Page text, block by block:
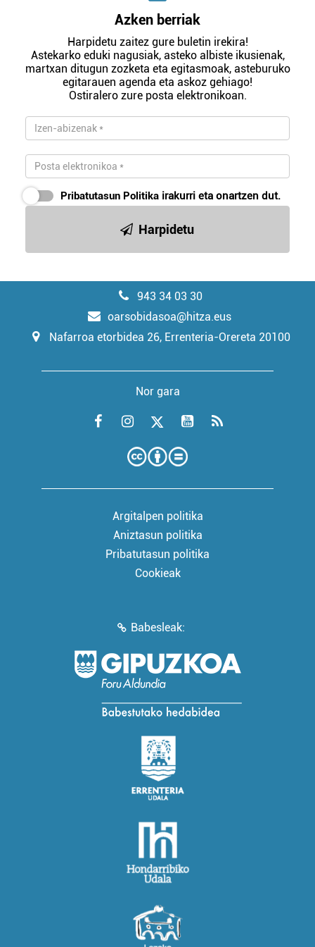
Azken berriak
Harpidetu zaitez gure buletin irekira!
Astekarko eduki nagusiak, asteko albiste ikusienak,
martxan ditugun zozketa eta egitasmoak, asteburuko
egitarauen agenda eta askoz gehiago!
Ostiralero zure posta elektronikoan.
Pribatutasun Politika irakurri eta onartzen dut.
Harpidetu
943 34 03 30
oarsobidasoa@hitza.eus
Nafarroa etorbidea 26, Errenteria-Orereta 20100
Nor gara
Argitalpen politika
Aniztasun politika
Pribatutasun politika
Cookieak
Babesleak: